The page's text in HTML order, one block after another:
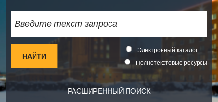
Электронный каталог
Полнотекстовые ресурсы
РАСШИРЕННЫЙ ПОИСК